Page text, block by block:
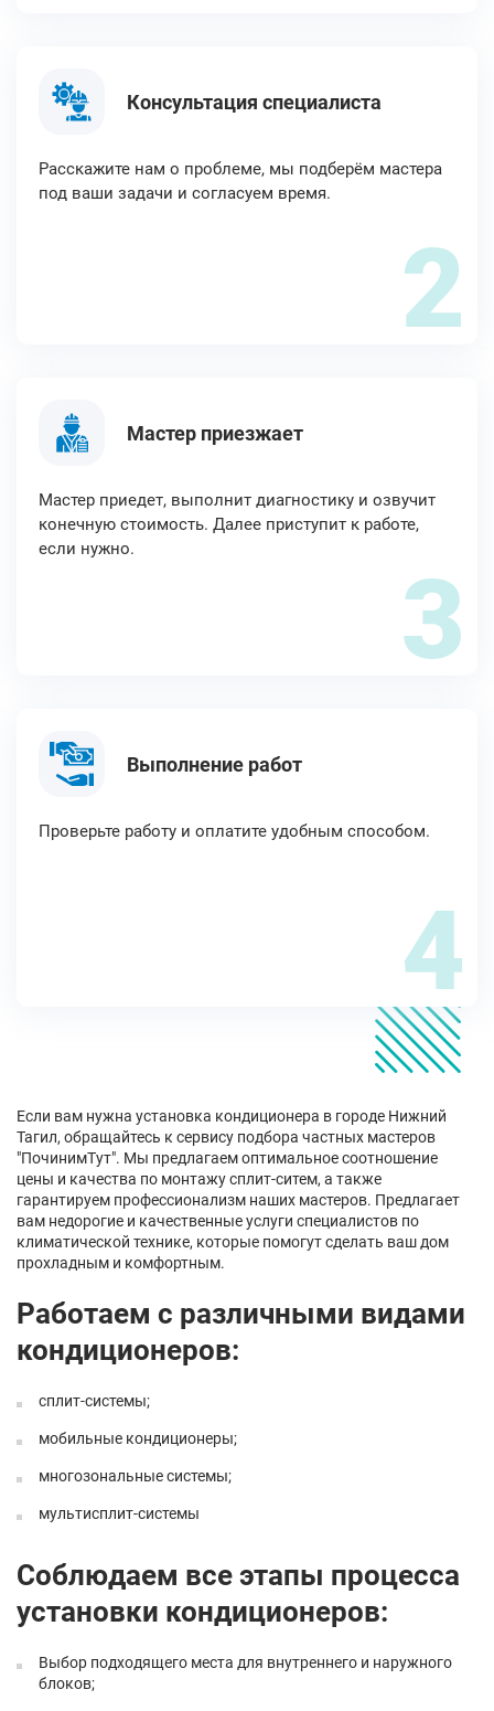
Консультация специалиста
Расскажите нам о проблеме, мы подберём мастера
под ваши задачи и согласуем время.
2
Мастер приезжает
Мастер приедет, выполнит диагностику и озвучит
конечную стоимость. Далее приступит к работе,
если нужно.
3
Выполнение работ
Проверьте работу и оплатите удобным способом.
4
Если вам нужна установка кондиционера в городе Нижний
Тагил, обращайтесь к сервису подбора частных мастеров
"ПочинимТут". Мы предлагаем оптимальное соотношение
цены и качества по монтажу сплит-ситем, а также
гарантируем профессионализм наших мастеров. Предлагает
вам недорогие и качественные услуги специалистов по
климатической технике, которые помогут сделать ваш дом
прохладным и комфортным.
Работаем с различными видами
кондиционеров:
сплит-системы;
мобильные кондиционеры;
многозональные системы;
мультисплит-системы
Соблюдаем все этапы процесса
установки кондиционеров:
Выбор подходящего места для внутреннего и наружного
блоков;